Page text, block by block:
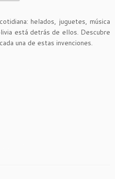
helados, juguetes, música
está detrás de ellos. Descubre
una de estas invenciones.